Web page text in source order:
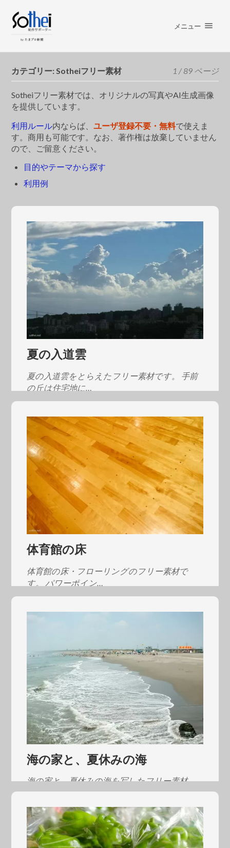
メニュー
カテゴリー:Sotheiフリー素材 1 / 89 ページ
Sotheiフリー素材では、オリジナルの写真やAI生成画像
を提供しています。
利用ルール内ならば、ユーザ登録不要・無料で使えま
す。商用も可能です。なお、著作権は放棄していません
ので、ご留意ください。
目的やテーマから探す
利用例
夏の入道雲
夏の入道雲をとらえたフリー素材です。 手前
の丘は住宅地に…
体育館の床
体育館の床・フローリングのフリー素材で
す。 パワーポイン…
海の家と、夏休みの海
海の家と、夏休みの海を写したフリー素材。
夏休みに行った…